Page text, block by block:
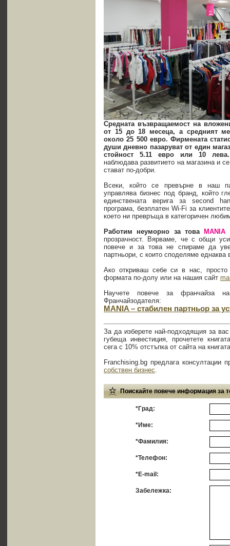
Средната възвращаемост на
от 15 до18 месеца, а средният
около 25 500 евро. Фирмената
души дневно пазаруват от един
стойност 5.11 евро или 10
наблюдава развитието на магазина и
стават по-добри.
Всеки, който се превърне в наш
управлява бизнес под бранд, който
единствената верига за second
програма, безплатен Wi-Fi за
което ни превръща в категоричен
Работим неуморно за това MANIA
прозрачност. Вярваме, че с общи
повече и за това не спираме да
партньори, с които споделяме еднаква
Ако откриваш себе си в нас, просто
формата по-долу или на нашия сайт
Научете повече за франчайза
Франчайзодателя:
MANIA – стабилен партньор за
За да изберете най-подходящия за
губеща инвестиция, прочетете
сега с 10% отстъпка от сайта на
Franchising.bg предлага консултации
собствен бизнес.
Поискайте повече информация за
*Град:
*Име:
*Фамилия:
*Телефон:
*E-mail:
Забележка: